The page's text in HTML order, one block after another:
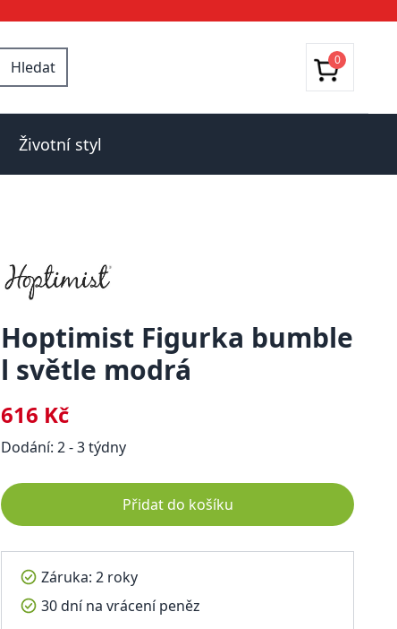
Hledat 0
Životní styl
Hoptimist Figurka bumble
l světle modrá
616 Kč
Dodání: 2 - 3 týdny
Přidat do košíku
Záruka: 2 roky
30 dní na vrácení peněz